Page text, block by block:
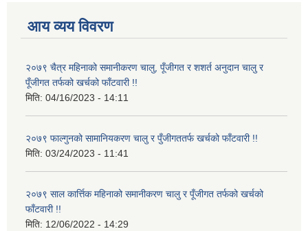
आय व्यय विवरण
२०७९ चैत्र महिनाको समानीकरण चालु, पूँजीगत र शशर्त अनुदान चालु र
पूँजीगत तर्फको खर्चको फाँटवारी !!
मिति: 04/16/2023 - 14:11
२०७९ फाल्गुनको सामानियकरण चालु र पुँजीगततर्फ खर्चको फाँटवारी !!
मिति: 03/24/2023 - 11:41
२०७९ साल कार्त्तिक महिनाको समानीकरण चालु र पूँजीगत तर्फको खर्चको
फाँटवारी !!
मिति: 12/06/2022 - 14:29